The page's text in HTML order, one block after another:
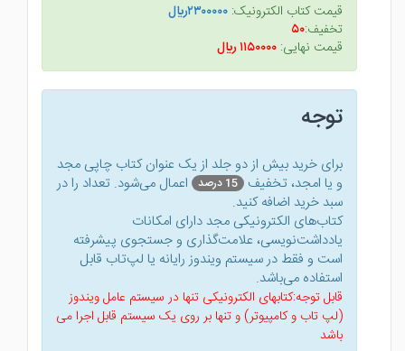
قیمت کتاب الکترونیک: ۲۳۰۰۰۰۰ريال
تخفیف:۵۰
قیمت نهایی: ۱۱۵۰۰۰۰ ريال
توجه
برای خرید بیش از دو جلد از یک عنوان کتاب‌ چاپی مجد
و یا امجد، تخفیف 15 درصد
اعمال می‌شود. تعداد را در
سبد خرید اضافه کنید.
کتاب‌های الکترونیکی مجد دارای امکانات
یادداشت‌نویسی، علامت‌گذاری و جستجوی پیشرفته
است و فقط در سیستم ویندوز رایانه یا لپ‌تاب قابل
استفاده می‌باشد.
قابل توجه:کتابهای الکترونیکی تنها در سیستم عامل ویندوز
(لپ تاب و کامپیوتر) و تنها بر روی یک سیستم قابل اجرا می
باشد